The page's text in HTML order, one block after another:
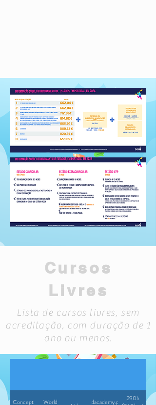
Cursos
Livres
Lista de cursos livres, sem
acreditação, com duração de 1
ano ou menos.
Concept
Worldhttps://www.worldacademy.pt/cursos/cursos-
290h